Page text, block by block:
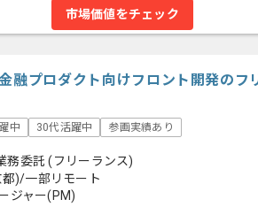
市場価値をチェック
融プロダクト向けフロント開発のフ
中 30代活躍中 参画実績あり
務委託(フリーランス)
)/一部リモート
ジャー(PM)